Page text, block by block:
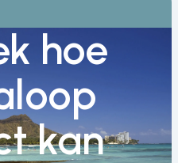
hoe
kan